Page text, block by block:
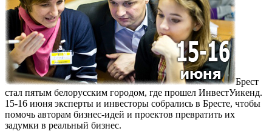
Брест
стал пятым белорусским городом, где прошел ИнвестУикенд.
15-16 июня эксперты и инвесторы собрались в Бресте, чтобы
помочь авторам бизнес-идей и проектов превратить их
задумки в реальный бизнес.